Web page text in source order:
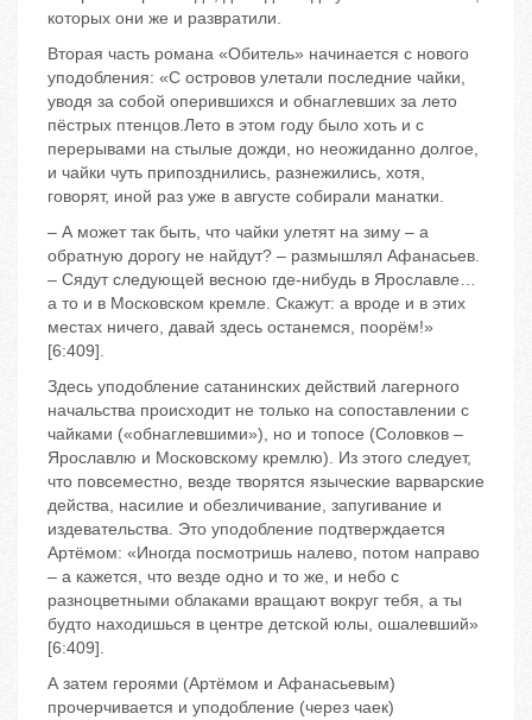
которых они же и развратили.
Вторая часть романа «Обитель» начинается с нового
уподобления: «С островов улетали последние чайки,
уводя за собой оперившихся и обнаглевших за лето
пёстрых птенцов.Лето в этом году было хоть и с
перерывами на стылые дожди, но неожиданно долгое,
и чайки чуть припозднились, разнежились, хотя,
говорят, иной раз уже в августе собирали манатки.
– А может так быть, что чайки улетят на зиму – а
обратную дорогу не найдут? – размышлял Афанасьев.
– Сядут следующей весною где-нибудь в Ярославле…
а то и в Московском кремле. Скажут: а вроде и в этих
местах ничего, давай здесь останемся, поорём!»
[6:409].
Здесь уподобление сатанинских действий лагерного
начальства происходит не только на сопоставлении с
чайками («обнаглевшими»), но и топосе (Соловков –
Ярославлю и Московскому кремлю). Из этого следует,
что повсеместно, везде творятся языческие варварские
действа, насилие и обезличивание, запугивание и
издевательства. Это уподобление подтверждается
Артёмом: «Иногда посмотришь налево, потом направо
– а кажется, что везде одно и то же, и небо с
разноцветными облаками вращают вокруг тебя, а ты
будто находишься в центре детской юлы, ошалевший»
[6:409].
А затем героями (Артёмом и Афанасьевым)
прочерчивается и уподобление (через чаек)